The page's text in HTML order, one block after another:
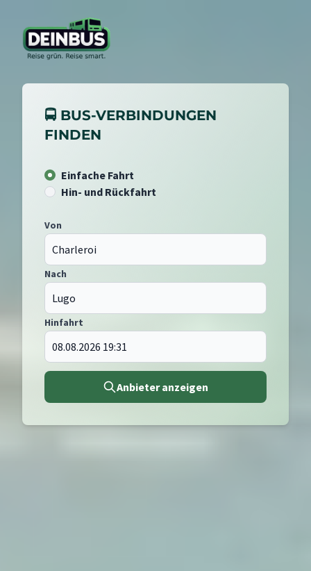
🚍 BUS-VERBINDUNGEN
FINDEN
Einfache Fahrt
Hin- und Rückfahrt
Von
Nach
Hinfahrt
Anbieter anzeigen